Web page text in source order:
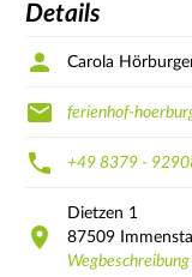
Details
Carola
ferienhof-
+49 8379 -
Dietzen 1
87509
Wegbeschreibung